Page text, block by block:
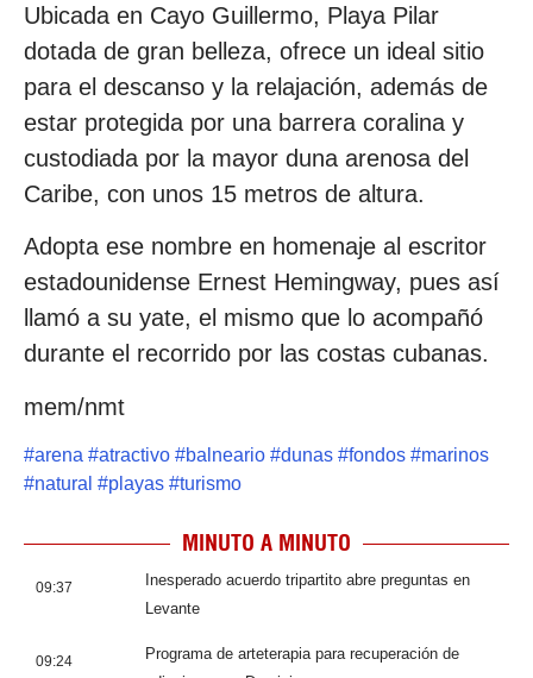
Ubicada en Cayo Guillermo, Playa Pilar
dotada de gran belleza, ofrece un ideal sitio
para el descanso y la relajación, además de
estar protegida por una barrera coralina y
custodiada por la mayor duna arenosa del
Caribe, con unos 15 metros de altura.
Adopta ese nombre en homenaje al escritor
estadounidense Ernest Hemingway, pues así
llamó a su yate, el mismo que lo acompañó
durante el recorrido por las costas cubanas.
mem/nmt
#arena #atractivo #balneario #dunas #fondos #marinos
#natural #playas #turismo
MINUTO A MINUTO
09:37
Inesperado acuerdo tripartito abre preguntas en
Levante
09:24
Programa de arteterapia para recuperación de